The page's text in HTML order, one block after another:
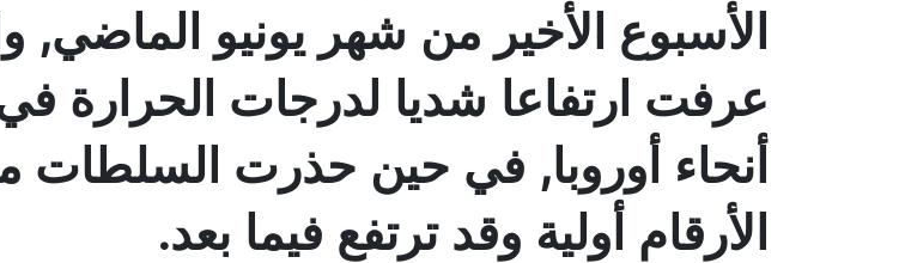
الأسبوع الأخير من شهر يونيو الماضي,
عرفت ارتفاعا شديا لدرجات الحرارة
أنحاء أوروبا, في حين حذرت السلطات
الأرقام أولية وقد ترتفع فيما بعد.